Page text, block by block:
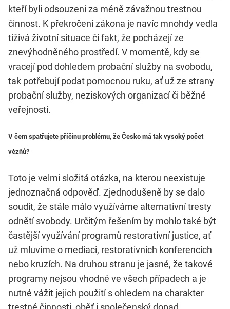
kteří byli odsouzeni za méně závažnou trestnou
činnost. K překročení zákona je navíc mnohdy vedla
tíživá životní situace či fakt, že pocházejí ze
znevýhodněného prostředí. V momentě, kdy se
vracejí pod dohledem probační služby na svobodu,
tak potřebují podat pomocnou ruku, ať už ze strany
probační služby, neziskových organizací či běžné
veřejnosti.
V čem spatřujete příčinu problému, že Česko má tak vysoký počet
vězňů?
Toto je velmi složitá otázka, na kterou neexistuje
jednoznačná odpověď. Zjednodušeně by se dalo
soudit, že stále málo využíváme alternativní tresty
odnětí svobody. Určitým řešením by mohlo také být
častější využívání programů restorativní justice, ať
už mluvíme o mediaci, restorativních konferencích
nebo kruzích. Na druhou stranu je jasné, že takové
programy nejsou vhodné ve všech případech a je
nutné vážit jejich použití s ohledem na charakter